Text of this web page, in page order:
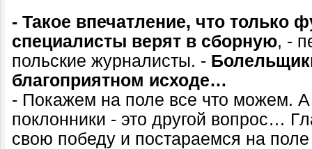
- Такое впечатление, что только
специалисты верят в сборную, -
польские журналисты. -
благоприятном исходе…
- Покажем на поле все что можем. А
поклонники - это другой вопрос…
свою победу и постараемся на